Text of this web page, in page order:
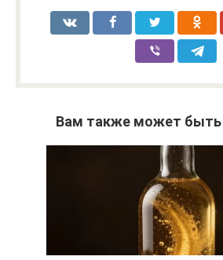
Вам также может быть